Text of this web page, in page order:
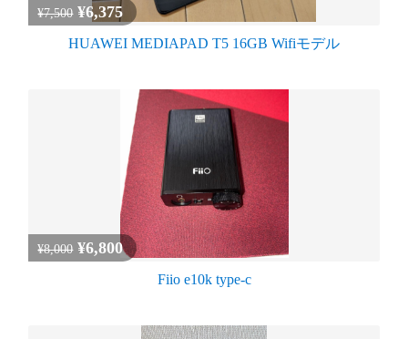
¥7,500 ¥6,375
HUAWEI MEDIAPAD T5 16GB Wifiモデル
¥8,000 ¥6,800
Fiio e10k type-c